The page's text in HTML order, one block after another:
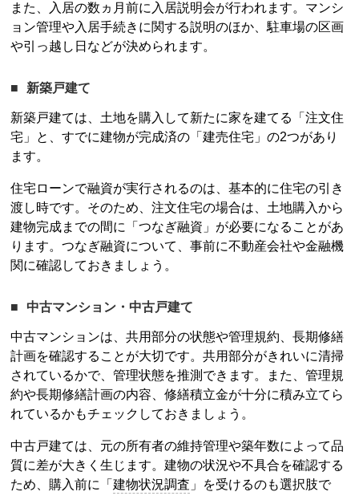
また、入居の数ヵ月前に入居説明会が行われます。マンシ
ョン管理や入居手続きに関する説明のほか、駐車場の区画
や引っ越し日などが決められます。
新築戸建て
新築戸建ては、土地を購入して新たに家を建てる「注文住
宅」と、すでに建物が完成済の「建売住宅」の2つがあり
ます。
住宅ローンで融資が実行されるのは、基本的に住宅の引き
渡し時です。そのため、注文住宅の場合は、土地購入から
建物完成までの間に「つなぎ融資」が必要になることがあ
ります。つなぎ融資について、事前に不動産会社や金融機
関に確認しておきましょう。
中古マンション・中古戸建て
中古マンションは、共用部分の状態や管理規約、長期修繕
計画を確認することが大切です。共用部分がきれいに清掃
されているかで、管理状態を推測できます。また、管理規
約や長期修繕計画の内容、修繕積立金が十分に積み立てら
れているかもチェックしておきましょう。
中古戸建ては、元の所有者の維持管理や築年数によって品
質に差が大きく生じます。建物の状況や不具合を確認する
ため、購入前に「建物状況調査 」を受けるのも選択肢で